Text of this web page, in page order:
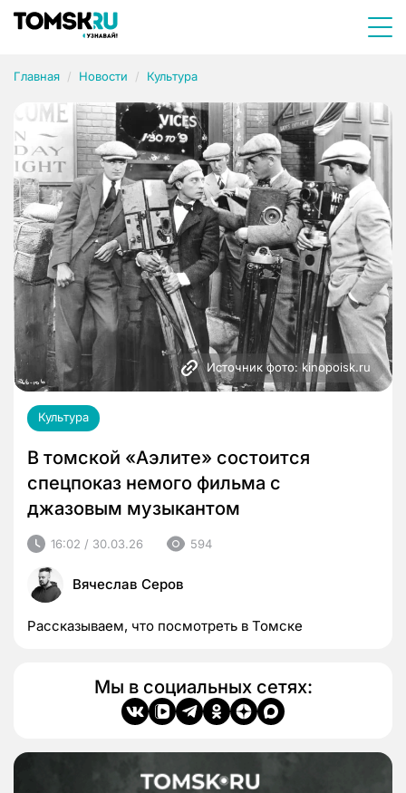
Главная Новости Культура
Источник фото: kinopoisk.ru
Культура
В томской «Аэлите» состоится
спецпоказ немого фильма с
джазовым музыкантом
16:02 / 30.03.26 594
Вячеслав Серов
Рассказываем, что посмотреть в Томске
Мы в социальных сетях: